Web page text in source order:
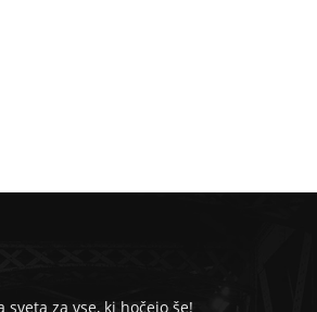
sveta za vse, ki hočejo še!